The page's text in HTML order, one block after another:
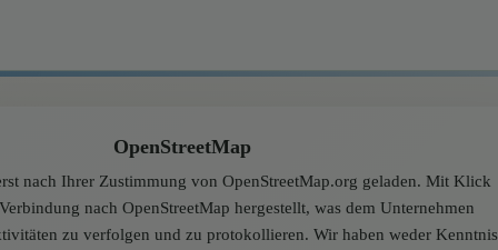
OpenStreetMap
nach Ihrer Zustimmung von OpenStreetMap.org geladen. Mit Klick
nach OpenStreetMap hergestellt, was dem Unternehmen
zu verfolgen und zu protokollieren. Wir haben weder Kenntnis